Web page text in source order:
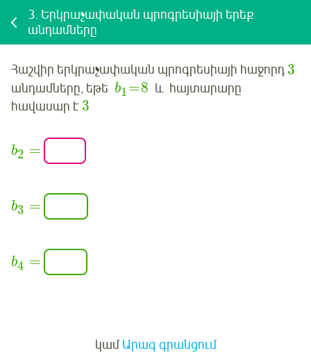
3. Երկրաչափական պրոգրեսիայի երեք
անդամները
Հաշվիր երկրաչափական պրոգրեսիայի հաջորդ3
անդամները, եթե b1=8 և հայտարարը
հավասար է 3
b2 =
b3 =
b4 =
կամԱրագ գրանցում